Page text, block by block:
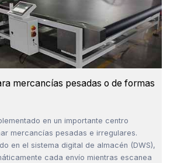
mercancías pesadas o de formas
en un importante centro
mercancías pesadas e irregulares.
en el sistema digital de almacén (DWS),
cada envío mientras escanea